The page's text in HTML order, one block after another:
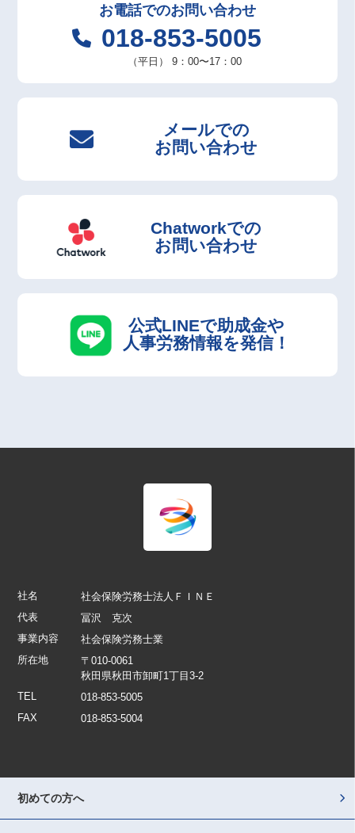
お電話でのお問い合わせ
018-853-5005
（平日） 9：00〜17：00
メールでの
お問い合わせ
Chatworkでの
お問い合わせ
公式LINEで助成金や
人事労務情報を発信！
社名
社会保険労務士法人ＦＩＮＥ
代表
冨沢 克次
事業内容
社会保険労務士業
所在地
〒010-0061
秋田県秋田市卸町1丁目3-2
TEL
018-853-5005
FAX
018-853-5004
初めての方へ